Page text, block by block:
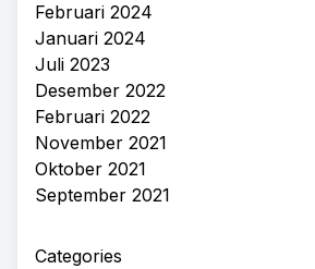
Februari 2024
Januari 2024
Juli 2023
Desember 2022
Februari 2022
November 2021
Oktober 2021
September 2021
Categories